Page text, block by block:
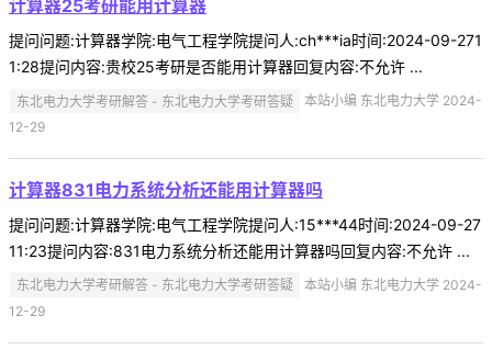
计算器25考研能用计算器
提问问题:计算器学院:电气工程学院提问人:ch***ia时间:2024-09-271
1:28提问内容:贵校25考研是否能用计算器回复内容:不允许 ...
东北电力大学考研解答 - 东北电力大学考研答疑
本站小编 东北电力大学 2024-
12-29
计算器831电力系统分析还能用计算器吗
提问问题:计算器学院:电气工程学院提问人:15***44时间:2024-09-27
11:23提问内容:831电力系统分析还能用计算器吗回复内容:不允许 ...
东北电力大学考研解答 - 东北电力大学考研答疑
本站小编 东北电力大学 2024-
12-29